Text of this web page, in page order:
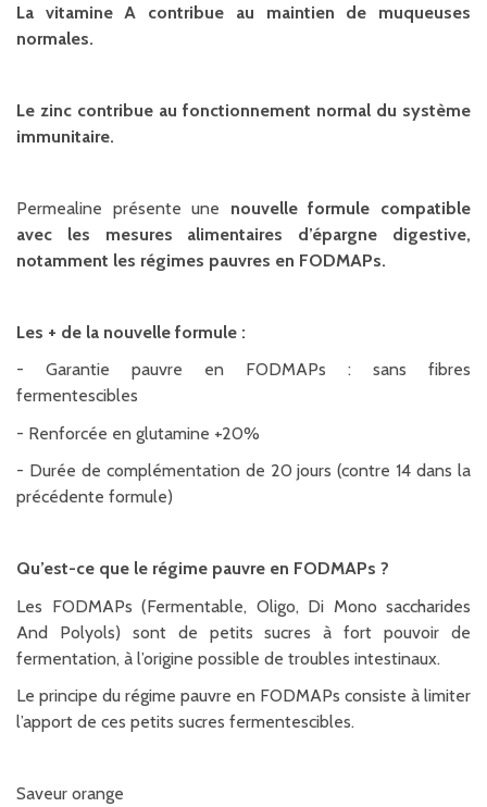
La vitamine A contribue au maintien de muqueuses
normales.
Le zinc contribue au fonctionnement normal du système
immunitaire.
Permealine présente une nouvelle formule compatible
avec les mesures alimentaires d’épargne digestive,
notamment les régimes pauvres en FODMAPs.
Les + de la nouvelle formule :
- Garantie pauvre en FODMAPs : sans fibres
fermentescibles
- Renforcée en glutamine +20%
- Durée de complémentation de 20 jours (contre 14 dans la
précédente formule)
Qu’est-ce que le régime pauvre en FODMAPs ?
Les FODMAPs (Fermentable, Oligo, Di Mono saccharides
And Polyols) sont de petits sucres à fort pouvoir de
fermentation, à l’origine possible de troubles intestinaux.
Le principe du régime pauvre en FODMAPs consiste à limiter
l’apport de ces petits sucres fermentescibles.
Saveur orange